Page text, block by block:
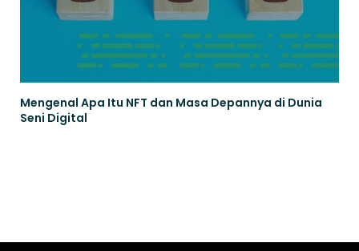
Mengenal Apa Itu NFT dan Masa Depannya di Dunia
Seni Digital